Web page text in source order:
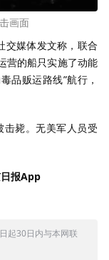
画面
交媒体发文称，联合
营的船只实施了动能
品贩运路线”航行，
击毙。无美军人员受
报App
起30日内与本网联